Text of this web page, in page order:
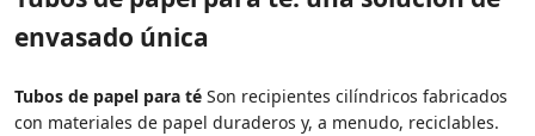
envasado única
Tubos de papel para té Son recipientes cilíndricos fabricados
con materiales de papel duraderos y, a menudo, reciclables.